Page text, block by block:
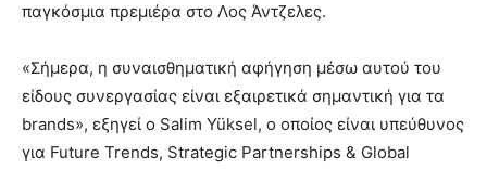
παγκόσμια πρεμιέρα στο Λος Άντζελες.
«Σήμερα, η συναισθηματική αφήγηση μέσω αυτού του
είδους συνεργασίας είναι εξαιρετικά σημαντική για τα
brands», εξηγεί ο Salim Yüksel, ο οποίος είναι υπεύθυνος
για Future Trends, Strategic Partnerships & Global